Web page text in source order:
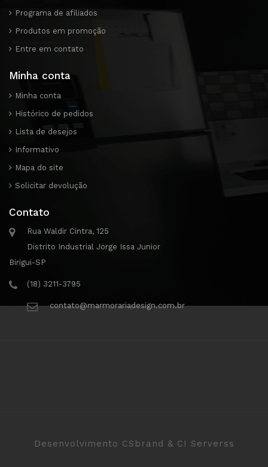
Programa de afiliados
Produtos em promoção
Entre em contato
Minha conta
Minha conta
Histórico de pedidos
Lista de desejos
Informativo
Mapa do site
Solicitar devolução
Contato
Rua Waldir Cintra, 125
Distrito Industrial Jorge Issa Junior
Birigui-SP
(18) 3211-3795
contato@marmorariadesign.com.br
Desenvolvimento CSbrand & CI Serverss